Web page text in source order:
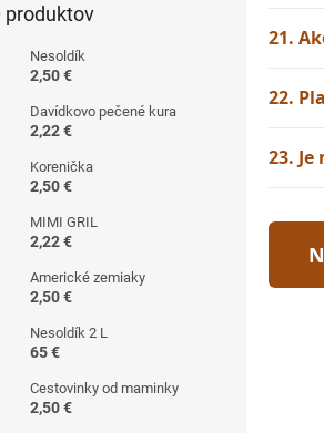
produktov
Nesoldík
2,50 €
Davídkovo pečené kura
2,22 €
Korenička
2,50 €
MIMI GRIL
2,22 €
Americké zemiaky
2,50 €
Nesoldík 2 L
65 €
Cestovinky od maminky
2,50 €
21.
22.
23.